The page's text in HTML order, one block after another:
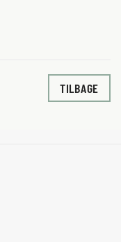
TILBAGE